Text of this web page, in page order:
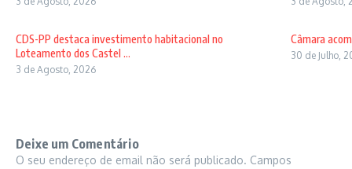
CDS-PP destaca investimento habitacional no
Loteamento dos Castel ...
3 de Agosto, 2026
Câmara
30 de Julho,
Deixe um Comentário
O seu endereço de email não será publicado. Campos